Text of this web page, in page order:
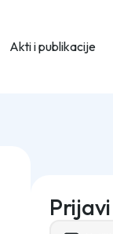
Akti i publikacije